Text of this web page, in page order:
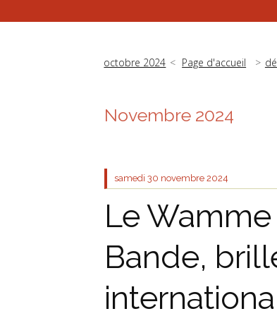
octobre 2024 Page d'accueil
Novembre 2024
samedi 30 novembre 2024
Le
Bande,